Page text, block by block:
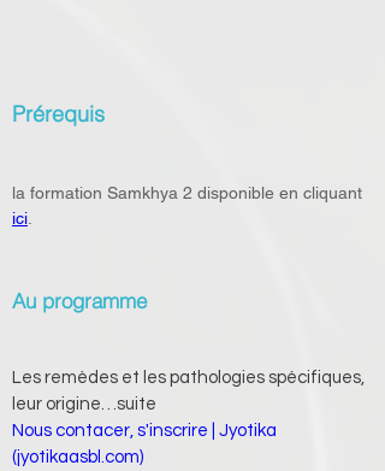
Prérequis
la formation Samkhya 2 disponible en cliquant
ici
Au programme
Les remèdes et les pathologies spécifiques,
leur origine…suite
Nous contacer, s'inscrire | Jyotika
(jyotikaasbl.com)